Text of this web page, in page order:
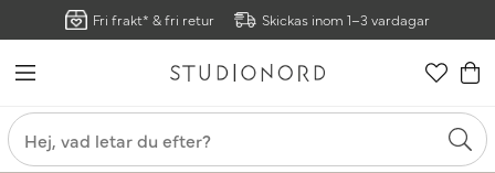
Fri frakt* & fri retur Skickas inom 1–3 vardagar